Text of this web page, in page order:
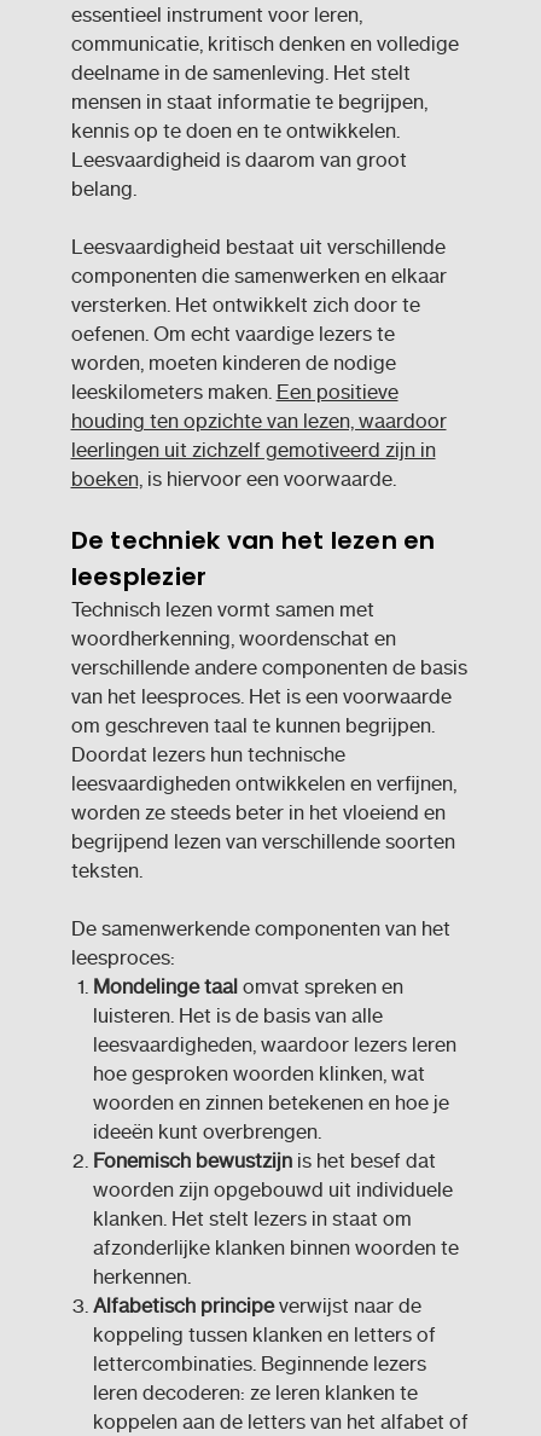
essentieel instrument voor leren,
communicatie, kritisch denken en volledige
deelname in de samenleving. Het stelt
mensen in staat informatie te begrijpen,
kennis op te doen en te ontwikkelen.
Leesvaardigheid is daarom van groot
belang.
Leesvaardigheid bestaat uit verschillende
componenten die samenwerken en elkaar
versterken. Het ontwikkelt zich door te
oefenen. Om echt vaardige lezers te
worden, moeten kinderen de nodige
leeskilometers maken. Een positieve
houding ten opzichte van lezen, waardoor
leerlingen uit zichzelf gemotiveerd zijn in
boeken, is hiervoor een voorwaarde.
De techniek van het lezen en
leesplezier
Technisch lezen vormt samen met
woordherkenning, woordenschat en
verschillende andere componenten de basis
van het leesproces. Het is een voorwaarde
om geschreven taal te kunnen begrijpen.
Doordat lezers hun technische
leesvaardigheden ontwikkelen en verfijnen,
worden ze steeds beter in het vloeiend en
begrijpend lezen van verschillende soorten
teksten.
De samenwerkende componenten van het
leesproces:
Mondelinge taalomvat spreken en
luisteren. Het is de basis van alle
leesvaardigheden, waardoor lezers leren
hoe gesproken woorden klinken, wat
woorden en zinnen betekenen en hoe je
ideeën kunt overbrengen.
Fonemisch bewustzijnis het besef dat
woorden zijn opgebouwd uit individuele
klanken. Het stelt lezers in staat om
afzonderlijke klanken binnen woorden te
herkennen.
Alfabetisch principeverwijst naar de
koppeling tussen klanken en letters of
lettercombinaties. Beginnende lezers
leren decoderen: ze leren klanken te
koppelen aan de letters van het alfabet of